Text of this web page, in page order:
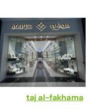
taj al-fakhama